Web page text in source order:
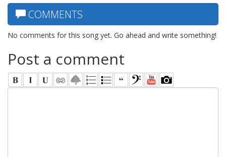
COMMENTS
No comments for this song yet. Go ahead and write something!
Post a comment